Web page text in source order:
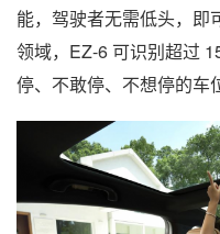
能，驾驶者无需低头，即
领域，EZ-6 可识别超过
停、不敢停、不想停的车